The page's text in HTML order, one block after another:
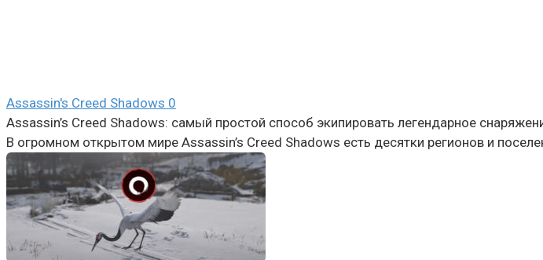
Assassin's Creed Shadows 0
Assassin’s Creed Shadows: самый простой способ экипировать легендарное
В огромном открытом мире Assassin’s Creed Shadows есть десятки регионов и